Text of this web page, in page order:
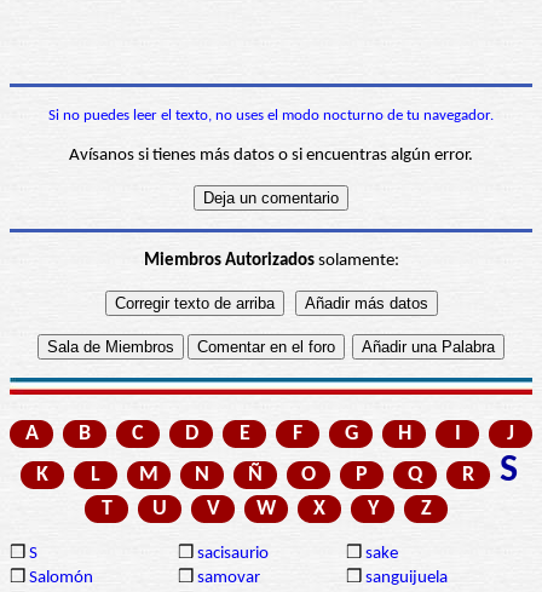
Si no puedes leer el texto, no uses el modo nocturno de tu navegador.
Avísanos si tienes más datos o si encuentras algún error.
Miembros Autorizadossolamente:
A B C D E F G H I
J
K
L M N Ñ O P Q R S
T U V W X Y Z
❒ S ❒ sacisaurio ❒ sake
❒ Salomón ❒ samovar ❒ sanguijuela